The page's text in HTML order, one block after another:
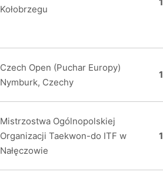
Kołobrzegu
Czech Open (Puchar Europy)
Nymburk, Czechy
1
Mistrzostwa Ogólnopolskiej
Organizacji Taekwon-do ITF w
Nałęczowie